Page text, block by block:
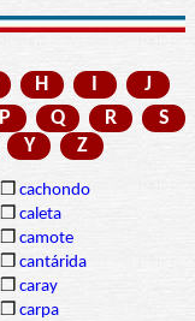
H
J
P Q R
S
Y Z
❒ cachondo
❒ caleta
❒ camote
❒ cantárida
❒ caray
❒ carpa